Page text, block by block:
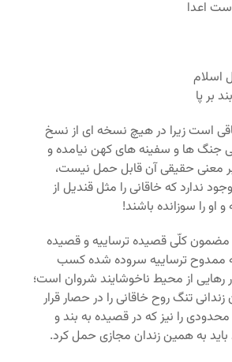
اعدا
اسلام
بر پا
است زیرا در هیچ نسخه ای از نسخ
جنگ ها و سفینه های کهن نیامده و
معنی حقیقی آن قابل حمل نیست،
ندارد که خاقانی را مثل قندیل از
او را سوزانده باشند!
مضمون کلّی قصیده ترساییه و قصیده
ممدوح ترساییه سروده شده کسب
رهایی از محیط ناخوشایند شروان است؛
تنگ روح خاقانی را در حصار قرار
را نیز که در قصیده به بند و
باید به همین زندان مجازی حمل کرد.